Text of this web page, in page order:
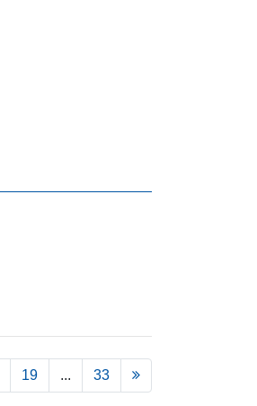
19 ... 33